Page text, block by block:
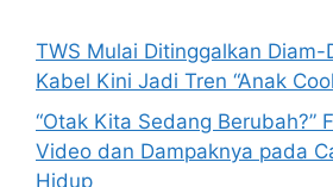
r
:
TWS Mulai Ditinggalkan
Kabel Kini Jadi Tren “Anak
“Otak Kita Sedang Berubah?”
Video dan Dampaknya pada
Hidup